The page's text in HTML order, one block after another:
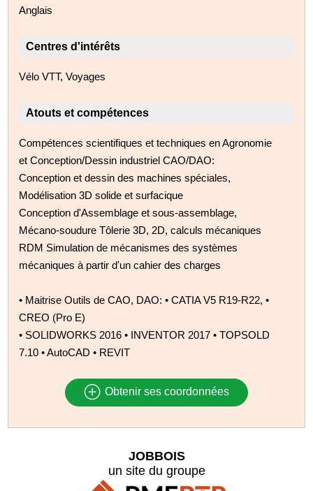
Anglais
Centres d'intérêts
Vélo VTT, Voyages
Atouts et compétences
Compétences scientifiques et techniques en Agronomie
et Conception/Dessin industriel CAO/DAO:
Conception et dessin des machines spéciales,
Modélisation 3D solide et surfacique
Conception d'Assemblage et sous-assemblage,
Mécano-soudure Tôlerie 3D, 2D, calculs mécaniques
RDM Simulation de mécanismes des systèmes
mécaniques à partir d'un cahier des charges
• Maitrise Outils de CAO, DAO: • CATIA V5 R19-R22, •
CREO (Pro E)
• SOLIDWORKS 2016 • INVENTOR 2017 • TOPSOLD
7.10 • AutoCAD • REVIT
Obtenir ses coordonnées
JOBBOIS
un site du groupe